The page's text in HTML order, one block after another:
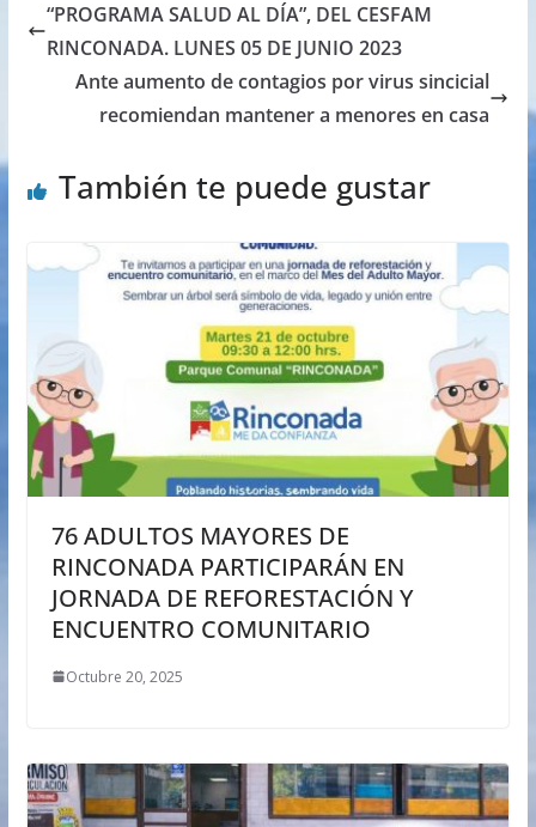
“PROGRAMA SALUD AL DÍA”, DEL CESFAM
RINCONADA. LUNES 05 DE JUNIO 2023
Ante aumento de contagios por virus sincicial
recomiendan mantener a menores en casa
También te puede gustar
76 ADULTOS MAYORES DE
RINCONADA PARTICIPARÁN EN
JORNADA DE REFORESTACIÓN Y
ENCUENTRO COMUNITARIO
Octubre 20, 2025